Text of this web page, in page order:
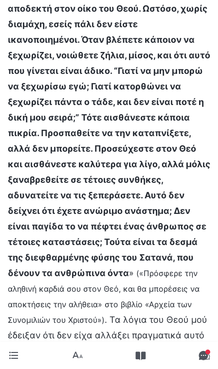
αποδεκτή στον οίκο του Θεού. Ωστόσο, χωρίς
διαμάχη, εσείς πάλι δεν είστε
ικανοποιημένοι. Όταν βλέπετε κάποιον να
ξεχωρίζει, νοιώθετε ζήλια, μίσος, και ότι αυτό
που γίνεται είναι άδικο. “Γιατί να μην μπορώ
να ξεχωρίσω εγώ; Γιατί κατορθώνει να
ξεχωρίζει πάντα ο τάδε, και δεν είναι ποτέ η
δική μου σειρά;” Τότε αισθάνεστε κάποια
πικρία. Προσπαθείτε να την καταπνίξετε,
αλλά δεν μπορείτε. Προσεύχεστε στον Θεό
και αισθάνεστε καλύτερα για λίγο, αλλά μόλις
ξαναβρεθείτε σε τέτοιες συνθήκες,
αδυνατείτε να τις ξεπεράσετε. Αυτό δεν
δείχνει ότι έχετε ανώριμο ανάστημα; Δεν
είναι παγίδα το να πέφτει ένας άνθρωπος σε
τέτοιες καταστάσεις; Τούτα είναι τα δεσμά
της διεφθαρμένης φύσης του Σατανά, που
δένουν τα ανθρώπινα όντα» («Πρόσφερε την
αληθινή καρδιά σου στον Θεό, και θα μπορέσεις να
αποκτήσεις την αλήθεια» στο βιβλίο «Αρχεία των
Συνομιλιών του Χριστού»). Τα λόγια του Θεού μού
έδειξαν ότι δεν είχα αλλάξει πραγματικά αυτό
που επιδίωκα. Εξακολουθούσα να αναζητώ